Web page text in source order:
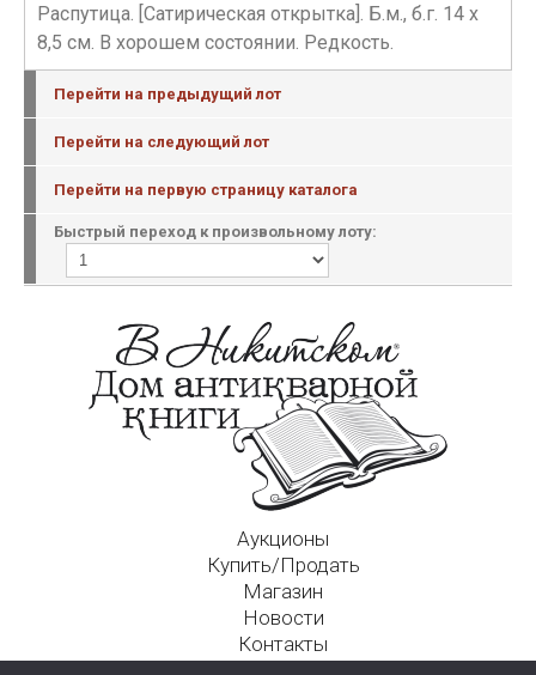
Распутица. [Сатирическая открытка]. Б.м., б.г. 14 x
8,5 см. В хорошем состоянии. Редкость.
Перейти на предыдущий лот
Перейти на следующий лот
Перейти на первую страницу каталога
Быстрый переход к произвольному лоту:
Аукционы
Купить/Продать
Магазин
Новости
Контакты